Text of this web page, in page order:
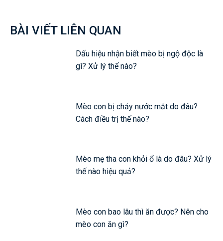
BÀI VIẾT LIÊN QUAN
Dấu hiệu nhận biết mèo bị ngộ độc là
gì? Xử lý thế nào?
Mèo con bị chảy nước mắt do đâu?
Cách điều trị thế nào?
Mèo mẹ tha con khỏi ổ là do đâu? Xử lý
thế nào hiệu quả?
Mèo con bao lâu thì ăn được? Nên cho
mèo con ăn gì?